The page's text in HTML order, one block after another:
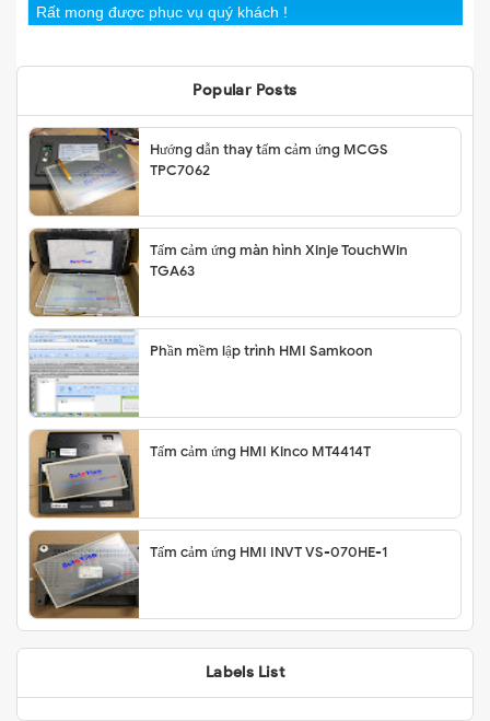
Rất mong được phục vụ quý khách !
Popular Posts
Hướng dẫn thay tấm cảm ứng MCGS
TPC7062
Tấm cảm ứng màn hình Xinje TouchWin
TGA63
Phần mềm lập trình HMI Samkoon
Tấm cảm ứng HMI Kinco MT4414T
Tấm cảm ứng HMI INVT VS-070HE-1
Labels List